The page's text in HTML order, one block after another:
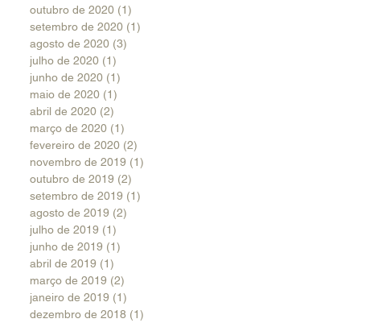
outubro de 2020 (1)
setembro de 2020 (1)
agosto de 2020 (3)
julho de 2020 (1)
junho de 2020 (1)
maio de 2020 (1)
abril de 2020 (2)
março de 2020 (1)
fevereiro de 2020 (2)
novembro de 2019 (1)
outubro de 2019 (2)
setembro de 2019 (1)
agosto de 2019 (2)
julho de 2019 (1)
junho de 2019 (1)
abril de 2019 (1)
março de 2019 (2)
janeiro de 2019 (1)
dezembro de 2018 (1)